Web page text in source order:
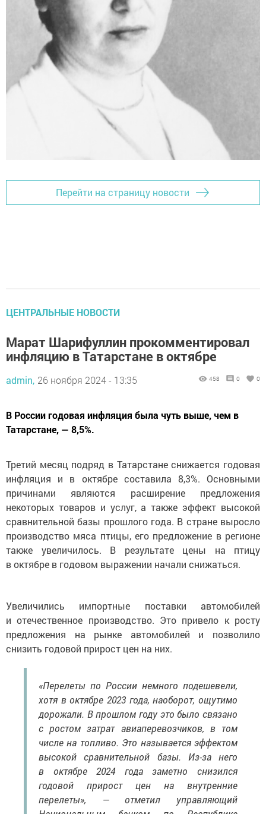
Перейти на страницу новости
ЦЕНТРАЛЬНЫЕ НОВОСТИ
Марат Шарифуллин прокомментировал
инфляцию в Татарстане в октябре
admin, 26 ноября 2024 - 13:35 458 0 0
В России годовая инфляция была чуть выше, чем в
Татарстане, — 8,5%.
Третий месяц подряд в Татарстане снижается годовая
инфляция и в октябре составила 8,3%. Основными
причинами являются расширение предложения
некоторых товаров и услуг, а также эффект высокой
сравнительной базы прошлого года. В стране выросло
производство мяса птицы, его предложение в регионе
также увеличилось. В результате цены на птицу
в октябре в годовом выражении начали снижаться.
Увеличились импортные поставки автомобилей
и отечественное производство. Это привело к росту
предложения на рынке автомобилей и позволило
снизить годовой прирост цен на них.
«Перелеты по России немного подешевели,
хотя в октябре 2023 года, наоборот, ощутимо
дорожали. В прошлом году это было связано
с ростом затрат авиаперевозчиков, в том
числе на топливо. Это называется эффектом
высокой сравнительной базы. Из-за него
в октябре 2024 года заметно снизился
годовой прирост цен на внутренние
перелеты», — отметил управляющий